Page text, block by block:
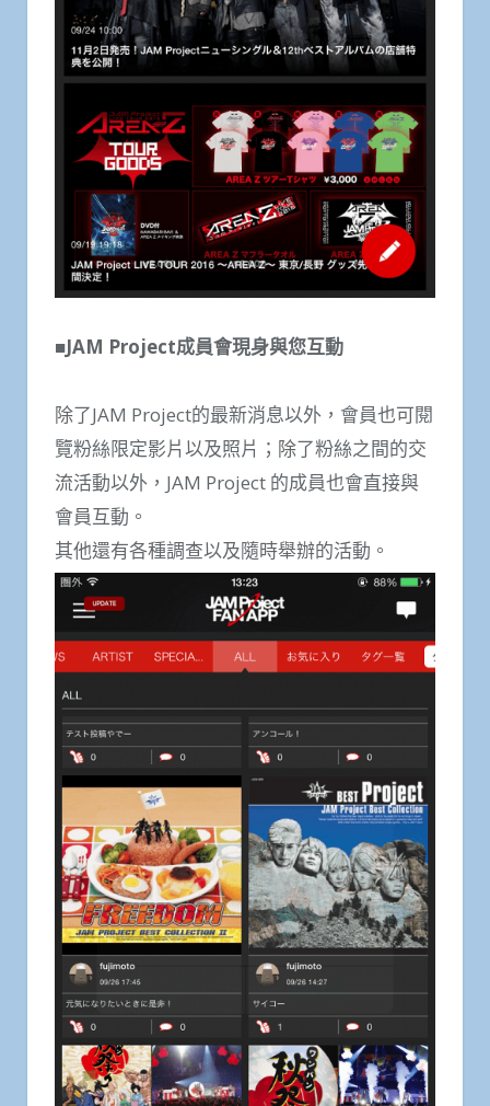
■JAM Project成員會現身與您互動
除了JAM Project的最新消息以外，會員也可閱
覽粉絲限定影片以及照片；除了粉絲之間的交
流活動以外，JAM Project 的成員也會直接與
會員互動。
其他還有各種調查以及隨時舉辦的活動。